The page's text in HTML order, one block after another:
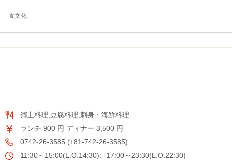
食文化
郷土料理,豆腐料理,刺身・海鮮料理
ランチ 900 円 ディナー 3,500 円
0742-26-3585 (+81-742-26-3585)
11:30～15:00(L.O.14:30)、17:00～23:30(L.O.22:30)